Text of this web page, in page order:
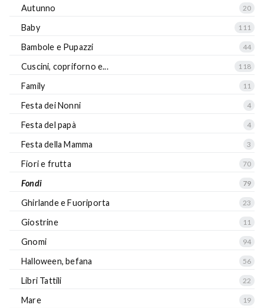
Autunno 20
Baby 111
Bambole e Pupazzi 44
Cuscini, copriforno e... 118
Family 11
Festa dei Nonni 4
Festa del papà 4
Festa della Mamma 3
Fiori e frutta 70
Fondi 79
Ghirlande e Fuoriporta 23
Giostrine 11
Gnomi 94
Halloween, befana 56
Libri Tattili 22
Mare 19